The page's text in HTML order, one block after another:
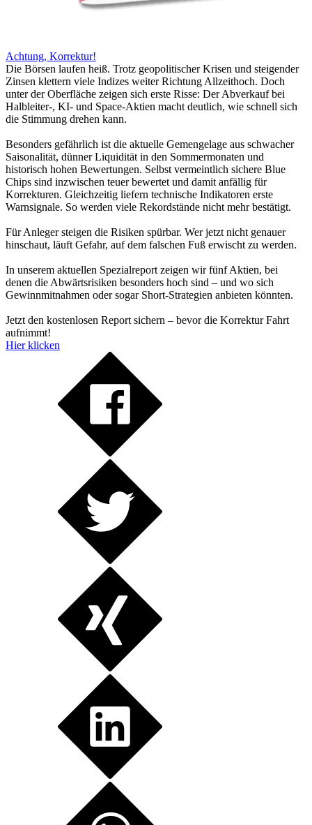
Achtung, Korrektur!
Die Börsen laufen heiß. Trotz geopolitischer Krisen und steigender
Zinsen klettern viele Indizes weiter Richtung Allzeithoch. Doch
unter der Oberfläche zeigen sich erste Risse: Der Abverkauf bei
Halbleiter-, KI- und Space-Aktien macht deutlich, wie schnell sich
die Stimmung drehen kann.
Besonders gefährlich ist die aktuelle Gemengelage aus schwacher
Saisonalität, dünner Liquidität in den Sommermonaten und
historisch hohen Bewertungen. Selbst vermeintlich sichere Blue
Chips sind inzwischen teuer bewertet und damit anfällig für
Korrekturen. Gleichzeitig liefern technische Indikatoren erste
Warnsignale. So werden viele Rekordstände nicht mehr bestätigt.
Für Anleger steigen die Risiken spürbar. Wer jetzt nicht genauer
hinschaut, läuft Gefahr, auf dem falschen Fuß erwischt zu werden.
In unserem aktuellen Spezialreport zeigen wir fünf Aktien, bei
denen die Abwärtsrisiken besonders hoch sind – und wo sich
Gewinnmitnahmen oder sogar Short-Strategien anbieten könnten.
Jetzt den kostenlosen Report sichern – bevor die Korrektur Fahrt
aufnimmt!
Hier klicken